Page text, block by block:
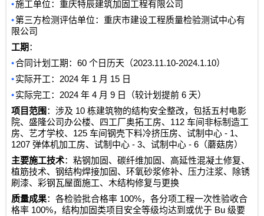
•施工单位：重庆特辰建筑加固工程有限公司
•第三方检测评估单位：重庆市建设工程质量检验测试中心有
限公司
工期 ：
•合同计划工期：60个日历天（2023.11.10-2024.1.10）
•实际开工：2024年 1 月 15 日
•实际完工：2024年4 月9 日（较计划提前6 天）
项目范围 ：涉及 10栋建筑物的结构安全整改，包括五村电影
院、盛隆公司办公楼、四工厂奥拓工房、 112 车间非标制造工
房、艺才学校、 125 车间钢壳下料冷挤压房、试制中心- 1、
1207弹体机加工房、试制中心- 3、试制中心- 6 （蘑菇房）
主要施工技术：粘钢加固、碳纤维加固、高延性混凝土修复、
植筋技术、钢结构焊接加固、环氧砂浆修补、压力注浆、除锈
刷漆、彩钢瓦屋面施工、木结构修复与更换
质量成果：各检验批合格率 100%，各分项工程一次性验收合
格率 100%，结构加固类项目安全等级均达到或优于 Bu级要